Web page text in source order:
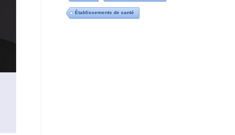
Établissements de santé